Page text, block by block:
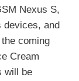
Nexus S,
devices, and
coming
Cream
will be